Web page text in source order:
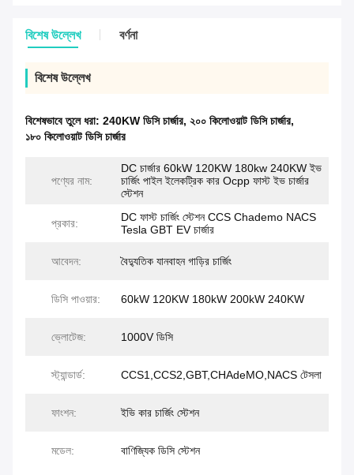
বিশেষ উল্লেখ বর্ণনা
বিশেষ উল্লেখ
বিশেষভাবে তুলে ধরা: 240KW ডিসি চার্জার, ২০০ কিলোওয়াট ডিসি চার্জার,
১৮০ কিলোওয়াট ডিসি চার্জার
পণ্যের নাম:
DC চার্জার 60kW 120KW 180kw 240KW ইভ
চার্জিং পাইল ইলেকট্রিক কার Ocpp ফাস্ট ইভ চার্জার
স্টেশন
প্রকার:
DC ফাস্ট চার্জিং স্টেশন CCS Chademo NACS
Tesla GBT EV চার্জার
আবেদন: বৈদ্যুতিক যানবাহন গাড়ির চার্জিং
ডিসি পাওয়ার: 60kW 120KW 180kW 200kW 240KW
ভ্লোটেজ: 1000V ডিসি
স্ট্যান্ডার্ড: CCS1,CCS2,GBT,CHAdeMO,NACS টেসলা
ফাংশন: ইভি কার চার্জিং স্টেশন
মডেল: বাণিজ্যিক ডিসি স্টেশন